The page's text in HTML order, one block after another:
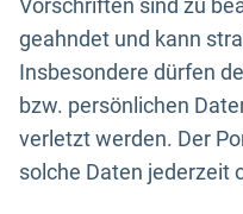
Vorschriften sind zu
geahndet und kann
Insbesondere dürfen
bzw. persönlichen
verletzt werden. Der
solche Daten jederzeit